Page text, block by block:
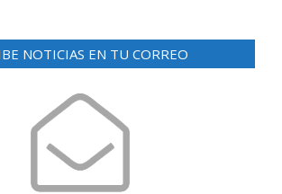
v
i
a
NOTICIAS EN TU CORREO